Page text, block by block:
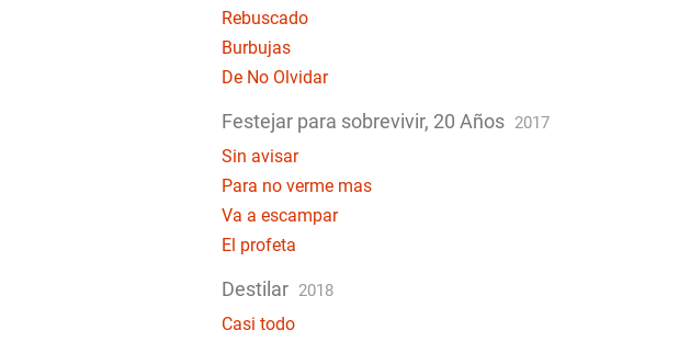
Rebuscado
Burbujas
De No Olvidar
Festejar para sobrevivir, 20 Años 2017
Sin avisar
Para no verme mas
Va a escampar
El profeta
Destilar 2018
Casi todo